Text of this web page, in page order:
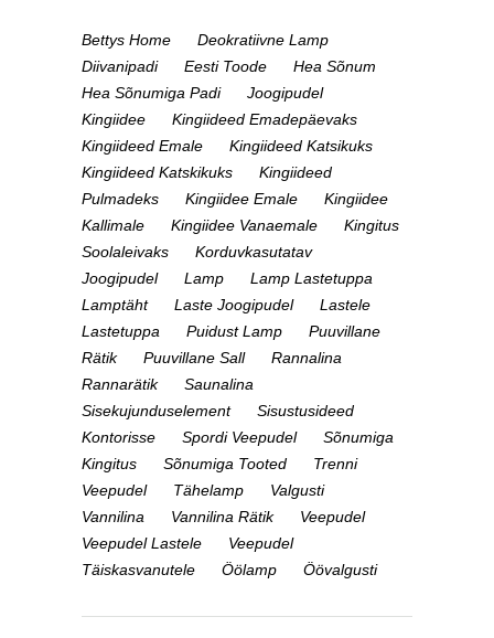
Bettys Home
Deokratiivne Lamp
Diivanipadi
Eesti Toode
Hea Sõnum
Hea Sõnumiga Padi
Joogipudel
Kingiidee
Kingiideed Emadepäevaks
Kingiideed Emale
Kingiideed Katsikuks
Kingiideed Katskikuks
Kingiideed
Pulmadeks
Kingiidee Emale
Kingiidee
Kallimale
Kingiidee Vanaemale
Kingitus
Soolaleivaks
Korduvkasutatav
Joogipudel
Lamp
Lamp Lastetuppa
Lamptäht
Laste Joogipudel
Lastele
Lastetuppa
Puidust Lamp
Puuvillane
Rätik
Puuvillane Sall
Rannalina
Rannarätik
Saunalina
Sisekujunduselement
Sisustusideed
Kontorisse
Spordi Veepudel
Sõnumiga
Kingitus
Sõnumiga Tooted
Trenni
Veepudel
Tähelamp
Valgusti
Vannilina
Vannilina Rätik
Veepudel
Veepudel Lastele
Veepudel
Täiskasvanutele
Öölamp Öövalgusti